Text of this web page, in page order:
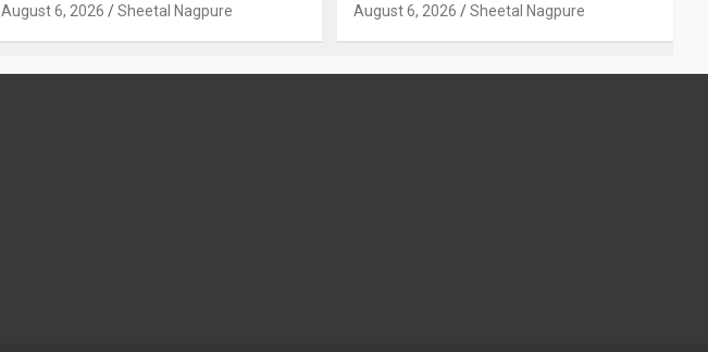
August 6, 2026 Sheetal Nagpure August 6, 2026 Sheetal Nagpure